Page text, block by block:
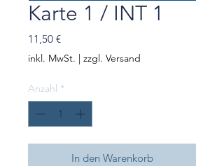
Karte 1 / INT 1
11,50 €Preis
inkl. MwSt. | zzgl. Versand
Anzahl *
In den Warenkorb